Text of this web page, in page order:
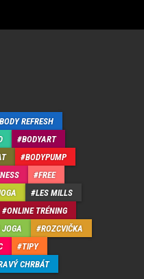
BODY REFRESH
BODYART
BODYPUMP
FREE
LES MILLS
ONLINE TRÉNING
JOGA
ROZCVIČKA
TIPY
CHRBÁT